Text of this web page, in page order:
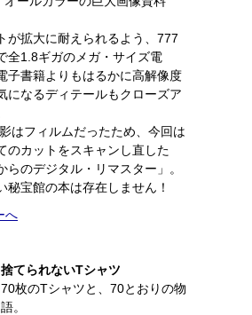
が拡大に耐えられるよう、777
全1.8ギガのメガ・サイズ電
書籍よりもはるかに高解像度
になるディテールもクローズア
はフィルムだったため、今回は
のカットをスキャンし直した
らのデジタル・リマスター」。
秘宝館の本は存在しません！
へ
捨てられないTシャツ
70枚のTシャツと、70とおりの物
語。